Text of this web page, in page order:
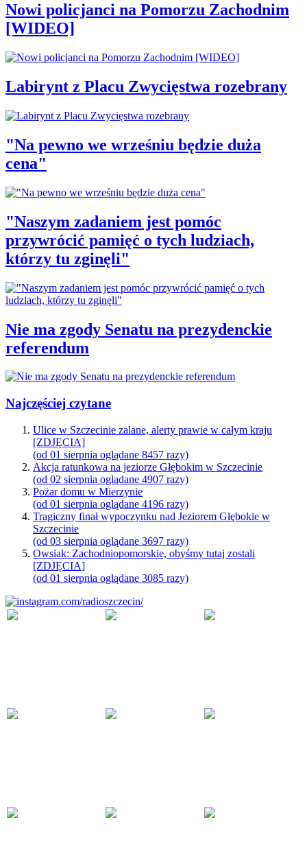
Nowi policjanci na Pomorzu Zachodnim
[WIDEO]
Labirynt z Placu Zwycięstwa rozebrany
"Na pewno we wrześniu będzie duża
cena"
"Naszym zadaniem jest pomóc
przywrócić pamięć o tych ludziach,
którzy tu zginęli"
Nie ma zgody Senatu na prezydenckie
referendum
Najczęściej czytane
Ulice w Szczecinie zalane, alerty prawie w całym kraju
[ZDJĘCIA]
(od 01 sierpnia oglądane 8457 razy)
Akcja ratunkowa na jeziorze Głębokim w Szczecinie
(od 02 sierpnia oglądane 4907 razy)
Pożar domu w Mierzynie
(od 01 sierpnia oglądane 4196 razy)
Tragiczny finał wypoczynku nad Jeziorem Głębokie w
Szczecinie
(od 03 sierpnia oglądane 3697 razy)
Owsiak: Zachodniopomorskie, obyśmy tutaj zostali
[ZDJĘCIA]
(od 01 sierpnia oglądane 3085 razy)